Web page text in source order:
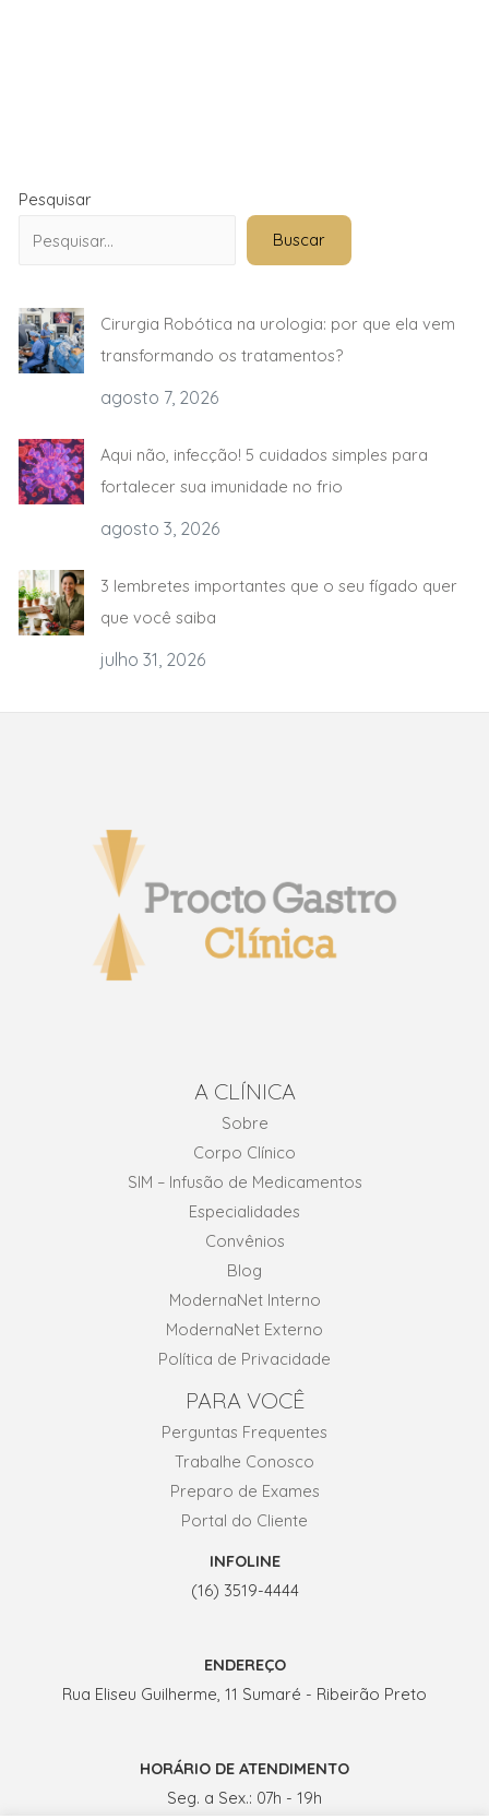
Pesquisar
Buscar
Cirurgia Robótica na urologia: por que ela vem
transformando os tratamentos?
agosto 7, 2026
Aqui não, infecção! 5 cuidados simples para
fortalecer sua imunidade no frio
agosto 3, 2026
3 lembretes importantes que o seu fígado quer
que você saiba
julho 31, 2026
A CLÍNICA
Sobre
Corpo Clínico
SIM – Infusão de Medicamentos
Especialidades
Convênios
Blog
ModernaNet Interno
ModernaNet Externo
Política de Privacidade
PARA VOCÊ
Perguntas Frequentes
Trabalhe Conosco
Preparo de Exames
Portal do Cliente
INFOLINE
(16) 3519-4444
ENDEREÇO
Rua Eliseu Guilherme, 11 Sumaré - Ribeirão Preto
HORÁRIO DE ATENDIMENTO
Seg. a Sex.: 07h - 19h